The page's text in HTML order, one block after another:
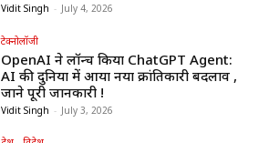
Vidit Singh - July 4, 2026
टेक्नोलॉजी
OpenAI ने लॉन्च किया ChatGPT Agent:
AI की दुनिया में आया नया क्रांतिकारी बदलाव ,
जाने पूरी जानकारी !
Vidit Singh - July 3, 2026